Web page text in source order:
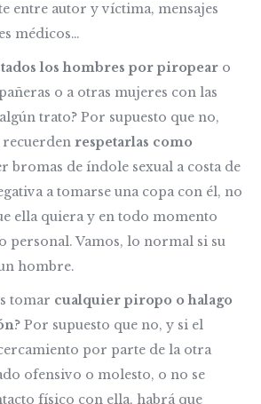
entre autor y víctima, mensajes
médicos…
los hombres por piropear o
o a otras mujeres con las
trato? Por supuesto que no,
respetarlas como
bromas de índole sexual a costa de
a tomarse una copa con él, no
ella quiera y en todo momento
personal. Vamos, lo normal si su
hombre.
tomar cualquier piropo o halago
? Por supuesto que no, y si el
por parte de la otra
ofensivo o molesto, o no se
físico con ella, habrá que